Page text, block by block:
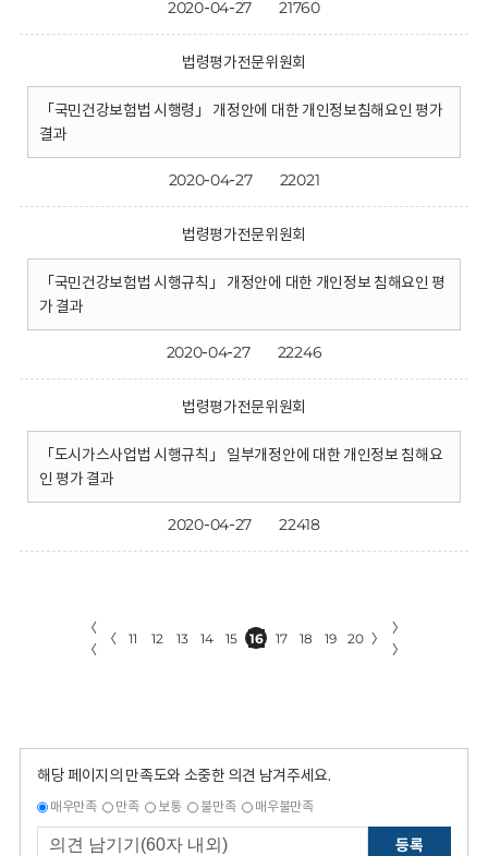
2020-04-27 21760
법령평가전문위원회
「국민건강보험법 시행령」 개정안에 대한 개인정보침해요인 평가
결과
2020-04-27 22021
법령평가전문위원회
「국민건강보험법 시행규칙」 개정안에 대한 개인정보 침해요인 평
가 결과
2020-04-27 22246
법령평가전문위원회
「도시가스사업법 시행규칙」 일부개정안에 대한 개인정보 침해요
인 평가 결과
2020-04-27 22418
〈
〈
〈 11 12 13 14 15 16 17 18 19 20 〉
〉
〉
해당 페이지의 만족도와 소중한 의견 남겨주세요.
매우만족 만족 보통 불만족 매우불만족
등록